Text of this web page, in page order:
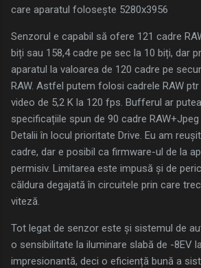
care aparatul folosește 5280x3956
Senzorul e capabil să ofere 121 cadre
biți sau 158,4 cadre pe sec la 10 biți, dar
aparatul la valoarea de 120 cadre pe
RAW. Astfel putem folosi cadrele RAW
video de 5,2 K la 120 fps. Bufferul ar
specificațiile spun de 90 cadre
Detalii în locul prioritate Drive. Eu am
cadre, dar e posibil ca firmware-ul de la
permisiv. Limitarea este impusă și de
căldura degajată în circuitele prin care
viteză.
Tot legat de senzor este și sistemul de
o sensibilitate la iluminare slabă de -8EV
impresionantă, deci o eficiență bună a